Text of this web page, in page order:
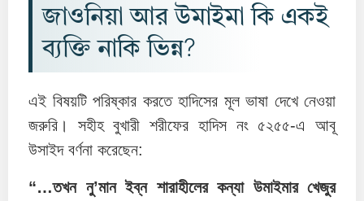
জাওনিয়া আর উমাইমা কি একই
ব্যক্তি নাকি ভিন্ন?
এই বিষয়টি পরিষ্কার করতে হাদিসের মূল ভাষা দেখে নেওয়া
জরুরি। সহীহ বুখারী শরীফের হাদিস নং ৫২৫৫-এ আবূ
উসাইদ বর্ণনা করেছেন:
“…তখন নু’মান ইব্ন শারাহীলের কন্যা উমাইমার খেজুর